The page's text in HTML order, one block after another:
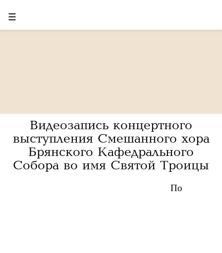
☰
Видеозапись концертного
выступления Смешанного хора
Брянского Кафедрального
Собора во имя Святой Троицы
По